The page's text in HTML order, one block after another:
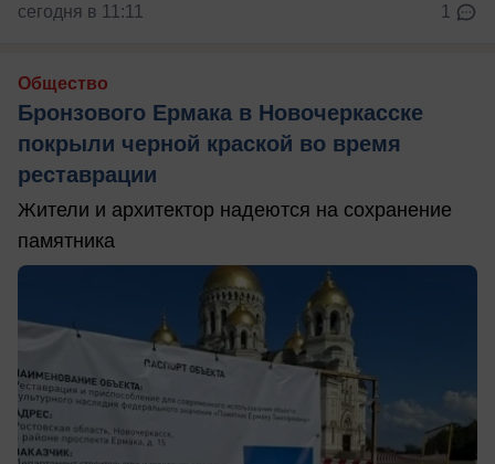
сегодня в 11:11 1
Общество
Бронзового Ермака в Новочеркасске
покрыли черной краской во время
реставрации
Жители и архитектор надеются на сохранение
памятника